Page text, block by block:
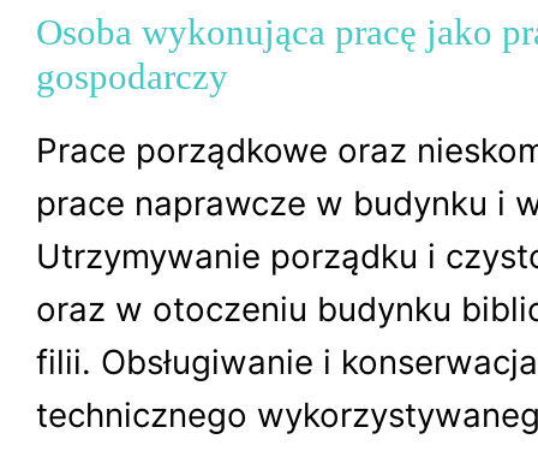
Osoba wykonująca pracę jako
gospodarczy
Prace porządkowe oraz
prace naprawcze w budynku i
Utrzymywanie porządku i
oraz w otoczeniu budynku
filii. Obsługiwanie i
technicznego